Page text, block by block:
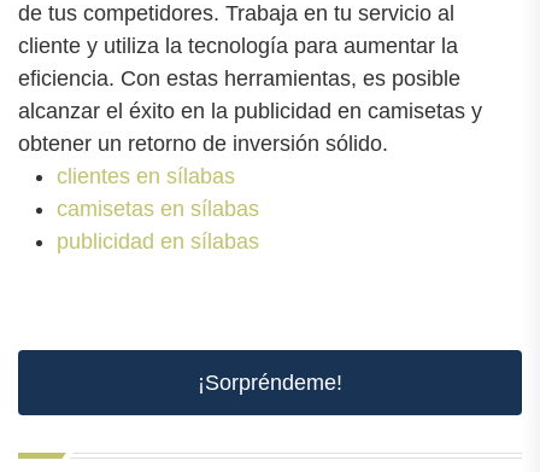
de tus competidores. Trabaja en tu servicio al
cliente y utiliza la tecnología para aumentar la
eficiencia. Con estas herramientas, es posible
alcanzar el éxito en la publicidad en camisetas y
obtener un retorno de inversión sólido.
clientes en sílabas
camisetas en sílabas
publicidad en sílabas
¡Sorpréndeme!